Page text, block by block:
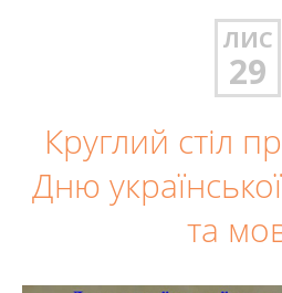
ЛИС
29
Круглий стіл
Дню
та